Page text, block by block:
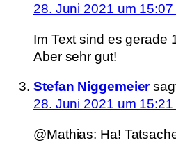
28. Juni 2021 um 15:07
Im Text sind es gerade
Aber sehr gut!
Stefan Niggemeier
28. Juni 2021 um 15:21
@Mathias: Ha!